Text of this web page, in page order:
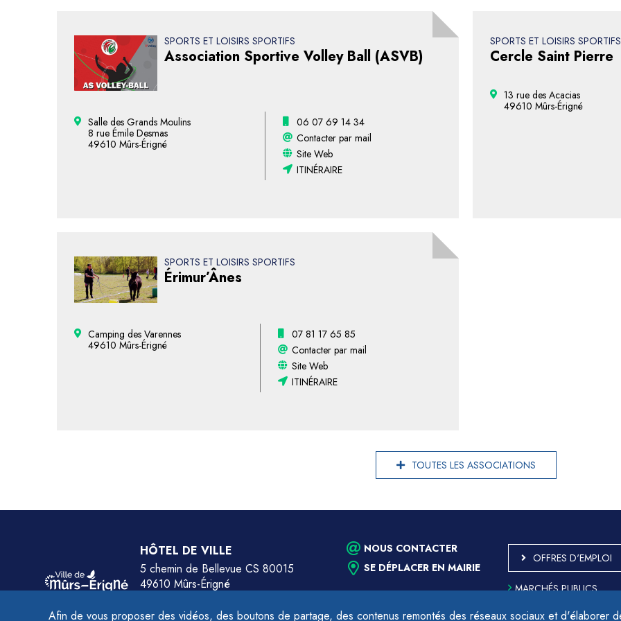
Afin de vous proposer des vidéos, des boutons de partage, des contenus remontés des réseaux sociaux et d'élaborer
SPORTS ET LOISIRS SPORTIFS
Association Sportive Volley Ball (ASVB)
Salle des Grands Moulins
8 rue Émile Desmas
49610 Mûrs-Érigné
06 07 69 14 34
Contacter par mail
Site Web
ITINÉRAIRE
SPORTS ET LOISIRS SPORTIFS
Cercle Saint Pierre
13 rue des Acacias
49610 Mûrs-Érigné
SPORTS ET LOISIRS SPORTIFS
Érimur’Ânes
Camping des Varennes
49610 Mûrs-Érigné
07 81 17 65 85
Contacter par mail
Site Web
ITINÉRAIRE
TOUTES LES ASSOCIATIONS
HÔTEL DE VILLE
5 chemin de Bellevue CS 80015
49610 Mûrs-Érigné
NOUS CONTACTER
SE DÉPLACER EN MAIRIE
OFFRES D'EMPLOI
MARCHÉS PUBLICS
CONFORME